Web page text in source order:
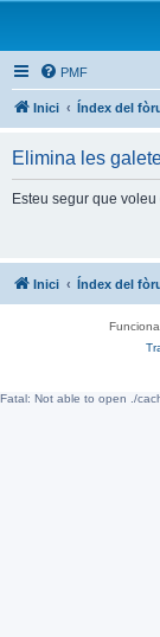
PMF
Inici Índex del
Elimina les
Esteu segur que
Inici Índex del
Fatal: Not able to open ./